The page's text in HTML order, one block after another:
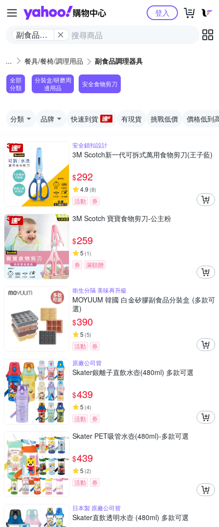
Yahoo購物中心
副食品調
登入
餐具/餐椅/調理用品 副食品調理器具
全部
分類
分裝盒/研磨周
邊用品
安全食物剪刀
分類 品牌 快速到貨 有現貨 挑戰低價 價格低到
安全鎖扣設計
3M Scotch新一代可拆式萬用食物剪刀(王子藍)
$292
4.9 (8)
活動 券
3M Scotch 寶寶食物剪刀-公主粉
$259
5 (1)
券 滿額贈
衛生分隔 美味再升級
MOYUUM 韓國 白金矽膠副食品分裝盒 (多款可
選)
$390
5 (5)
活動
券
原廠公司貨
Skater銀離子直飲水壺(480ml) 多款可選
$439
5 (4)
活動 券
Skater PET吸管水壺(480ml)-多款可選
$439
5 (2)
活動 券
日本製 原廠公司貨
Skater直飲透明水壺 (480ml) 多款可選